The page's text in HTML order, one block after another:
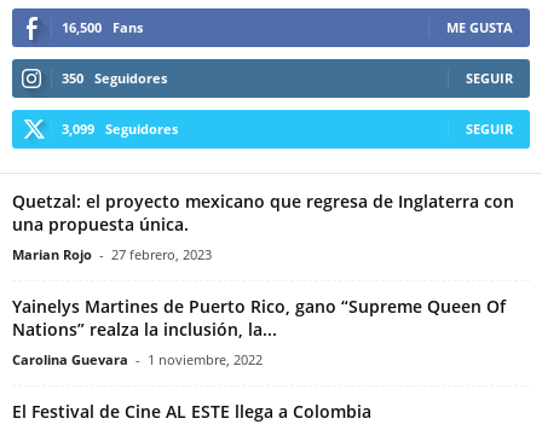
16,500 Fans ME GUSTA
350 Seguidores SEGUIR
3,099 Seguidores SEGUIR
Quetzal: el proyecto mexicano que regresa de Inglaterra con
una propuesta única.
Marian Rojo - 27 febrero, 2023
Yainelys Martines de Puerto Rico, gano “Supreme Queen Of
Nations” realza la inclusión, la...
Carolina Guevara - 1 noviembre, 2022
El Festival de Cine AL ESTE llega a Colombia